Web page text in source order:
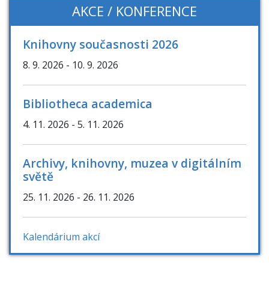
AKCE / KONFERENCE
Knihovny současnosti 2026
8. 9. 2026 - 10. 9. 2026
Bibliotheca academica
4. 11. 2026 - 5. 11. 2026
Archivy, knihovny, muzea v digitálním
světě
25. 11. 2026 - 26. 11. 2026
Kalendárium akcí